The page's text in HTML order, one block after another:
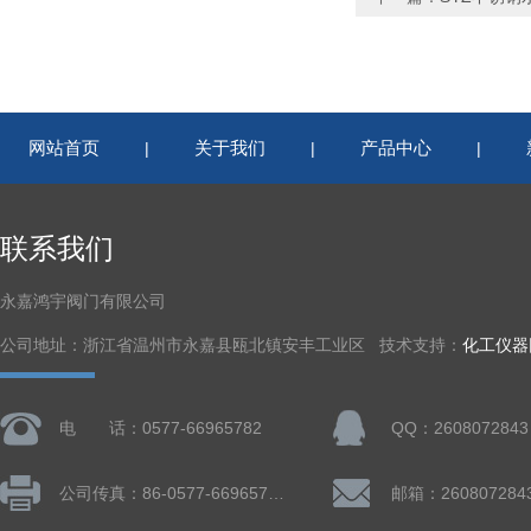
网站首页 | 关于我们 | 产品中心 |
联系我们
永嘉鸿宇阀门有限公司
公司地址：浙江省温州市永嘉县瓯北镇安丰工业区 技术支持： 化工仪
电 话：0577-66965782 QQ：2608072843
邮箱：